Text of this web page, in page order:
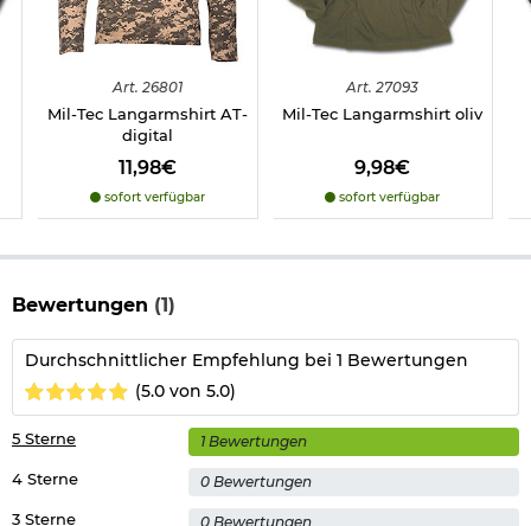
Art. 26801
Mil-Tec Langarmshirt AT-
digital
11,98€
sofort verfügbar
Art. 27093
Mil-Tec Langarmshirt oliv
9,98€
sofort verfügbar
Bewertungen (1)
Durchschnittlicher Empfehlung bei 1 Bewertungen
(5.0 von 5.0)
3 Sterne 0 Bewertungen
4 Sterne 0 Bewertungen
5 Sterne 1 Bewertungen